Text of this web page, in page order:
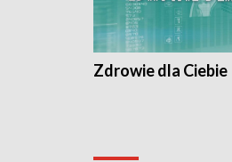
Zdrowie dla Ciebie